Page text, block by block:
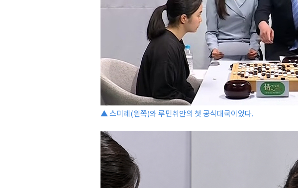
▲ 스미레(왼쪽)와 루민취안의 첫 공식대국이었다.